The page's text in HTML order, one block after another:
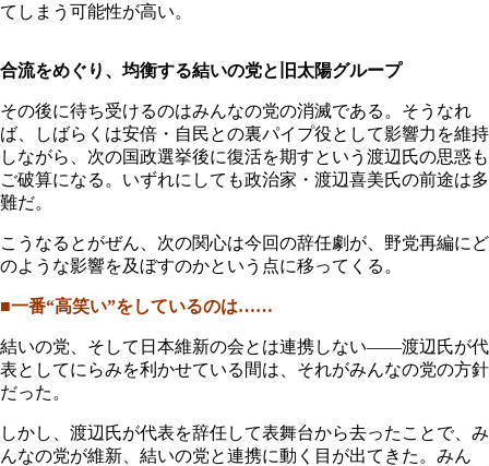
てしまう可能性が高い。
合流をめぐり、均衡する結いの党と旧太陽グループ
その後に待ち受けるのはみんなの党の消滅である。そうなれ
ば、しばらくは安倍・自民との裏パイプ役として影響力を維持
しながら、次の国政選挙後に復活を期すという渡辺氏の思惑も
ご破算になる。いずれにしても政治家・渡辺喜美氏の前途は多
難だ。
こうなるとがぜん、次の関心は今回の辞任劇が、野党再編にど
のような影響を及ぼすのかという点に移ってくる。
■一番“高笑い”をしているのは……
結いの党、そして日本維新の会とは連携しない――渡辺氏が代
表としてにらみを利かせている間は、それがみんなの党の方針
だった。
しかし、渡辺氏が代表を辞任して表舞台から去ったことで、み
んなの党が維新、結いの党と連携に動く目が出てきた。みん